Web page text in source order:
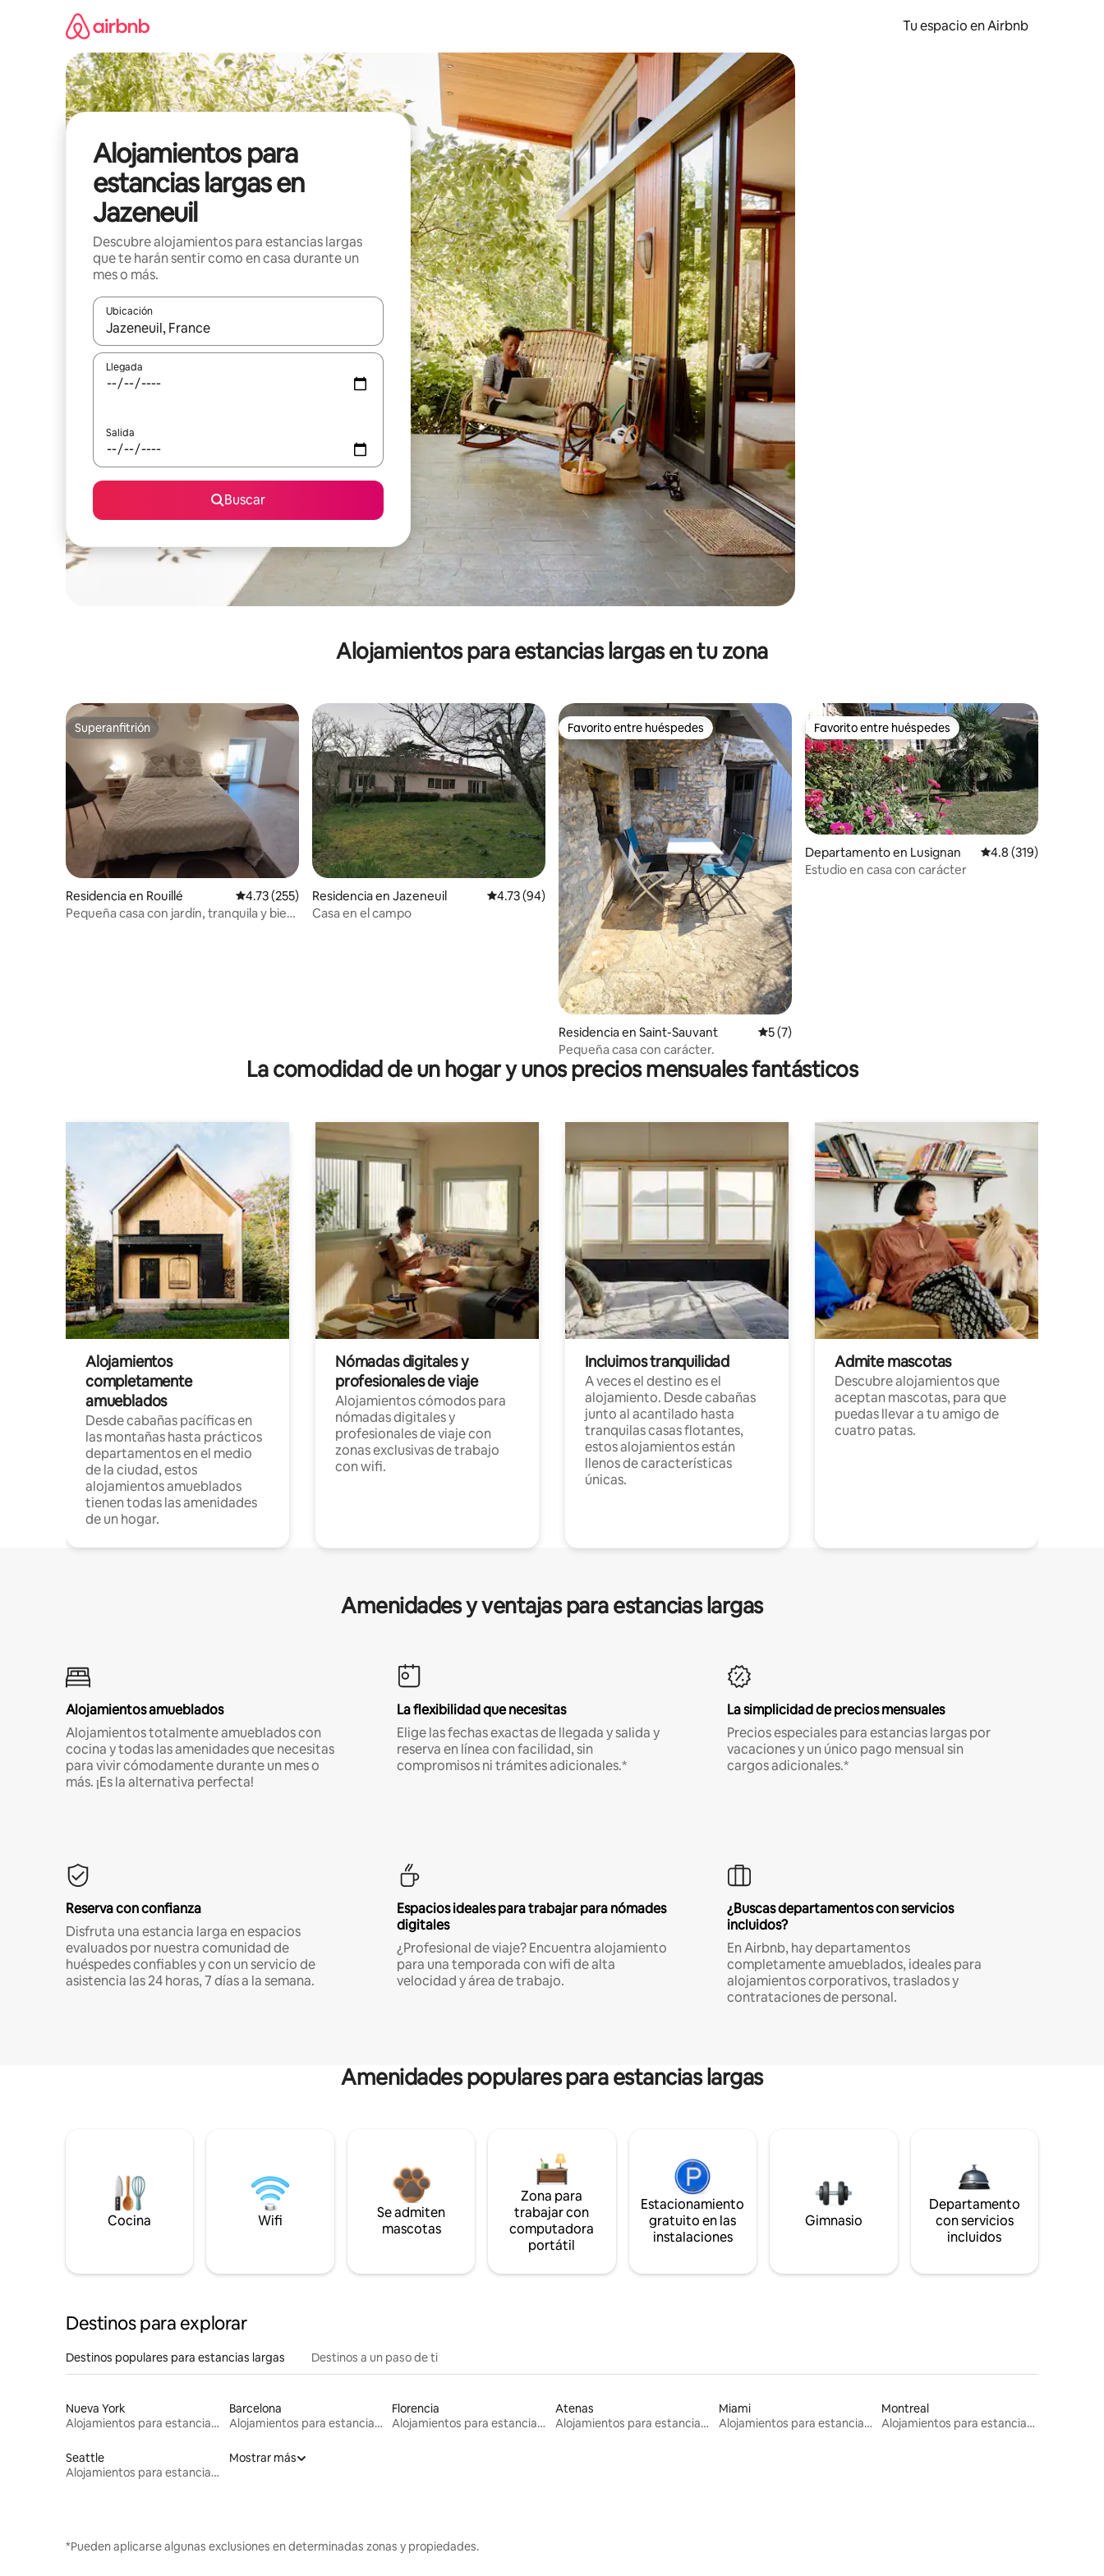
Tu espacio en Airbnb
Alojamientos para
estancias largas en
Jazeneuil
Descubre alojamientos para estancias largas
que te harán sentir como en casa durante un
mes o más.
Ubicación
Cuando los resultados estén disponibles, podrás navegar usando las teclas de las flechas hacia arriba y hacia abajo, o bien tocando y deslizando la pantalla.
Llegada
Salida
Buscar
Alojamientos para estancias largas en tu zona
Superanfitrión
Superanfitrión
Residencia en Rouillé Calificación promedio: 4.73 de 5; 255 evaluaciones
4.73 (255)
Pequeña casa con jardín, tranquila y bien
Residencia en Jazeneuil Calificación promedio: 4.73 de 5; 94 evaluaciones
4.73 (94)
Casa en el campo
Favorito entre huéspedes
Favorito entre huéspedes
Residencia en Saint-Sauvant Calificación promedio: 5 de 5; 7 evaluaciones
5 (7)
Pequeña casa con carácter.
Favorito entre huéspedes
Favorito entre huéspedes
Departamento en Lusignan Calificación
4.8 (319)
Estudio en casa con carácter
La comodidad de un hogar y unos precios mensuales fantásticos
Alojamientos
completamente
amueblados
Desde cabañas pacíficas en
las montañas hasta prácticos
departamentos en el medio
de la ciudad, estos
alojamientos amueblados
tienen todas las amenidades
de un hogar.
Nómadas digitales y
profesionales de viaje
Alojamientos cómodos para
nómadas digitales y
profesionales de viaje con
zonas exclusivas de trabajo
con wifi.
Incluimos tranquilidad
A veces el destino es el
alojamiento. Desde cabañas
junto al acantilado hasta
tranquilas casas flotantes,
estos alojamientos están
llenos de características
únicas.
Admite mascotas
Descubre alojamientos que
aceptan mascotas, para que
puedas llevar a tu amigo de
cuatro patas.
Amenidades y ventajas para estancias largas
Alojamientos amueblados
Alojamientos totalmente amueblados con
cocina y todas las amenidades que necesitas
para vivir cómodamente durante un mes o
más. ¡Es la alternativa perfecta!
La flexibilidad que necesitas
Elige las fechas exactas de llegada y salida y
reserva en línea con facilidad, sin
compromisos ni trámites adicionales.*
La simplicidad de precios mensuales
Precios especiales para estancias largas por
vacaciones y un único pago mensual sin
cargos adicionales.*
Reserva con confianza
Disfruta una estancia larga en espacios
evaluados por nuestra comunidad de
huéspedes confiables y con un servicio de
asistencia las 24 horas, 7 días a la semana.
Espacios ideales para trabajar para nómades
digitales
¿Profesional de viaje? Encuentra alojamiento
para una temporada con wifi de alta
velocidad y área de trabajo.
¿Buscas departamentos con servicios
incluidos?
En Airbnb, hay departamentos
completamente amueblados, ideales para
alojamientos corporativos, traslados y
contrataciones de personal.
Amenidades populares para estancias largas
Cocina Wifi
Se admiten
mascotas
Zona para
trabajar con
computadora
portátil
Estacionamiento
gratuito en las
instalaciones
Gimnasio
Departamento
con servicios
incluidos
Destinos para explorar
Destinos populares para estancias largas Destinos a un paso de ti
Nueva York
Alojamientos para estancias largas
Barcelona
Alojamientos para estancias largas
Florencia
Alojamientos para estancias largas
Atenas
Alojamientos para estancias largas
Miami
Alojamientos para estancias largas
Montreal
Alojamientos para estancias largas
Seattle
Alojamientos para estancias largas
Mostrar más
*Pueden aplicarse algunas exclusiones en determinadas zonas y propiedades.